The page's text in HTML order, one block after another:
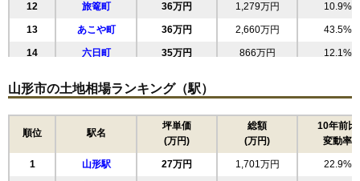
12 旅篭町 36万円 1,279万円 10.9%
13 あこや町 36万円 2,660万円 43.5%
14 六日町 35万円 866万円 12.1%
16 緑町 33万円 1,966万円 36.4%
33万円 2,057万円 42.3%
32万円 2,037万円 36.1%
19 東原町 32万円 2,023万円 29.1%
山形市の土地相場ランキング（駅）
順位 駅名
坪単価
(万円)
総額
(万円)
10年前比
変動率
1 山形駅 27万円 1,701万円 22.9%